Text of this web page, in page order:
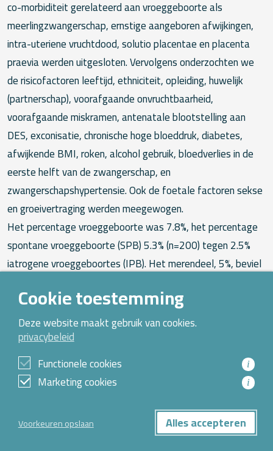
co-morbiditeit gerelateerd aan vroeggeboorte als
meerlingzwangerschap, ernstige aangeboren afwijkingen,
intra-uteriene vruchtdood, solutio placentae en placenta
praevia werden uitgesloten. Vervolgens onderzochten we
de risicofactoren leeftijd, ethniciteit, opleiding, huwelijk
(partnerschap), voorafgaande onvruchtbaarheid,
voorafgaande miskramen, antenatale blootstelling aan
DES, exconisatie, chronische hoge bloeddruk, diabetes,
afwijkende BMI, roken, alcohol gebruik, bloedverlies in de
eerste helft van de zwangerschap, en
zwangerschapshypertensie. Ook de foetale factoren sekse
en groeivertraging werden meegewogen.
Het percentage vroeggeboorte was 7.8%, het percentage
spontane vroeggeboorte (SPB) 5.3% (n=200) tegen 2.5%
iatrogene vroeggeboortes (IPB). Het merendeel, 5%, beviel
significant: jonge leeftijd, niet Westeuropees, chronische
hypertensie, lage BMI, DES expositie en bloedverlies voor
de 20e week. In de multipele regressie analyse waren
ethniciteit (OR 1.7, CI 1.2-2.4), chronische hypertensie (OR
2.5, CI 1.4-4,2, DES expositie (OR 4.1, CI 1.3-12.6), en
bloedverlies voor de 20e week (OR 2.5, CI 1.4-4.2)
Ten tweede bestudeerden we de follow-up van de 200
Cookie toestemming
Deze website maakt gebruik van cookies.
privacybeleid
Functionele cookies
i
Marketing cookies i
Voorkeuren opslaan Alles accepteren